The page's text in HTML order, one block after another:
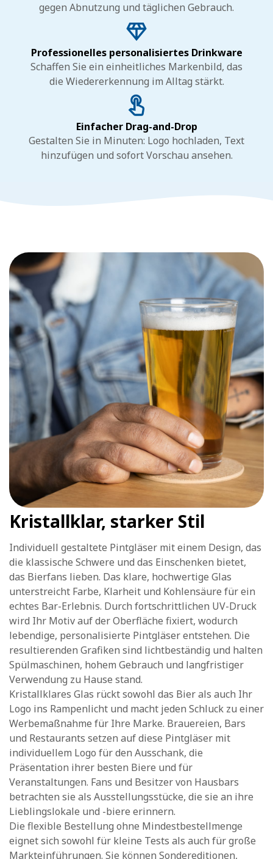
gegen Abnutzung und täglichen Gebrauch.
Professionelles personalisiertes Drinkware
Schaffen Sie ein einheitliches Markenbild, das
die Wiedererkennung im Alltag stärkt.
Einfacher Drag-and-Drop
Gestalten Sie in Minuten: Logo hochladen, Text
hinzufügen und sofort Vorschau ansehen.
Kristallklar, starker Stil
Individuell gestaltete Pintgläser mit einem Design, das
die klassische Schwere und das Einschenken bietet,
das Bierfans lieben. Das klare, hochwertige Glas
unterstreicht Farbe, Klarheit und Kohlensäure für ein
echtes Bar-Erlebnis. Durch fortschrittlichen UV-Druck
wird Ihr Motiv auf der Oberfläche fixiert, wodurch
lebendige, personalisierte Pintgläser entstehen. Die
resultierenden Grafiken sind lichtbeständig und halten
Spülmaschinen, hohem Gebrauch und langfristiger
Verwendung zu Hause stand.
Kristallklares Glas rückt sowohl das Bier als auch Ihr
Logo ins Rampenlicht und macht jeden Schluck zu einer
Werbemaßnahme für Ihre Marke. Brauereien, Bars
und Restaurants setzen auf diese Pintgläser mit
individuellem Logo für den Ausschank, die
Präsentation ihrer besten Biere und für
Veranstaltungen. Fans und Besitzer von Hausbars
betrachten sie als Ausstellungsstücke, die sie an ihre
Lieblingslokale und -biere erinnern.
Die flexible Bestellung ohne Mindestbestellmenge
eignet sich sowohl für kleine Tests als auch für große
Markteinführungen. Sie können Sondereditionen,